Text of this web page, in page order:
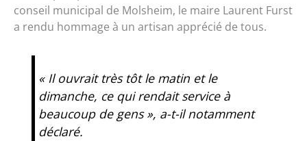
conseil municipal de Molsheim, le maire Laurent Furst
a rendu hommage à un artisan apprécié de tous.
« Il ouvrait très tôt le matin et le
dimanche, ce qui rendait service à
beaucoup de gens », a-t-il notamment
déclaré.